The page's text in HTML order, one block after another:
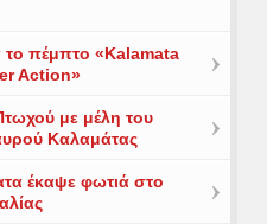
το πέμπτο «Kalamata
Action»
με μέλη του
Καλαμάτας
έκαψε φωτιά στο